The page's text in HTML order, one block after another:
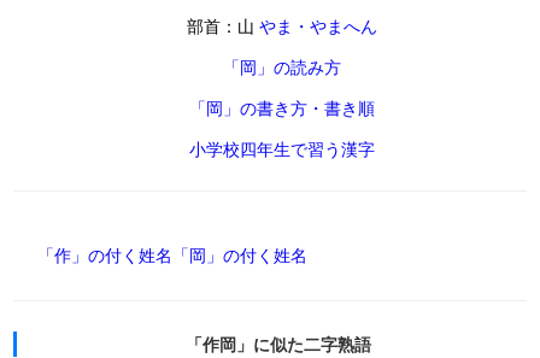
部首：山 やま・やまへん
「岡」の読み方
「岡」の書き方・書き順
小学校四年生で習う漢字
「作」の付く姓名 「岡」の付く姓名
「作岡」に似た二字熟語